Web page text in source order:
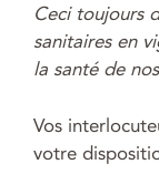
Ceci toujours
sanitaires en
la santé de
Vos
votre